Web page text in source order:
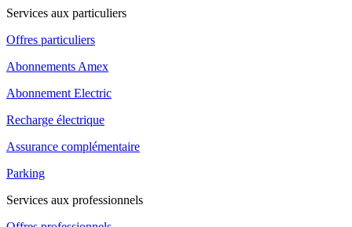
Services aux particuliers
Offres particuliers
Abonnements Amex
Abonnement Electric
Recharge électrique
Assurance complémentaire
Parking
Services aux professionnels